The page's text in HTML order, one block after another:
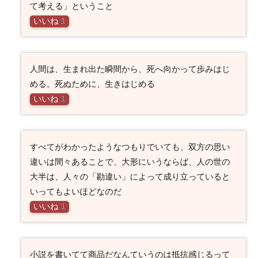
て考える」ということ
いいね 1
人間は、生まれ出た瞬間から、死へ向かって歩みはじ
める。死ぬために、生きはじめる
いいね 1
すべてがわかったようなつもりでいても、双方の思い
違いは間々あることで、大形にいうならば、人の世の
大半は、人々の「勘違い」によって成り立っていると
いってもよいほどなのだ
いいね 1
小説を書いてて商品だなんていうのは抵抗感じるって